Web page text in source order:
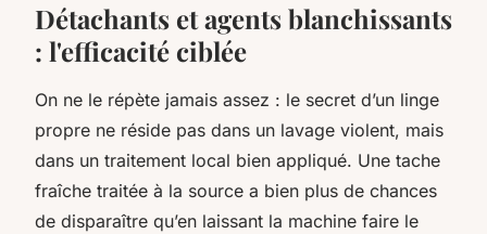
Détachants et agents blanchissants
: l'efficacité ciblée
On ne le répète jamais assez : le secret d’un linge
propre ne réside pas dans un lavage violent, mais
dans un traitement local bien appliqué. Une tache
fraîche traitée à la source a bien plus de chances
de disparaître qu’en laissant la machine faire le